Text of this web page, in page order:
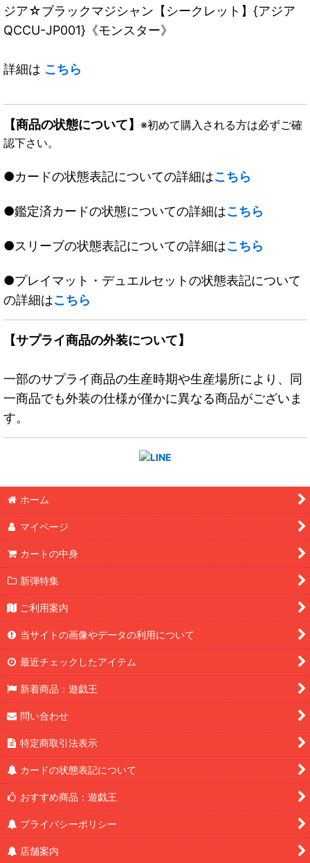
ジア☆ブラックマジシャン【シークレット】{アジア
QCCU-JP001}《モンスター》
詳細は こちら
【商品の状態について】 ※初めて購入される方は必ずご確
認下さい。
●カードの状態表記についての詳細はこちら
●鑑定済カードの状態についての詳細はこちら
●スリーブの状態表記についての詳細はこちら
●プレイマット・デュエルセットの状態表記について
の詳細はこちら
【サプライ商品の外装について】
一部のサプライ商品の生産時期や生産場所により、同
一商品でも外装の仕様が僅かに異なる商品がございま
す。
ホーム
マイページ
カートの中身
新弾特集
ご利用案内
当サイトの画像やデータの利用について
最近チェックしたアイテム
新着商品：遊戯王
問い合わせ
特定商取引法表示
カードの状態表記について
おすすめ商品：遊戯王
プライバシーポリシー
店舗案内